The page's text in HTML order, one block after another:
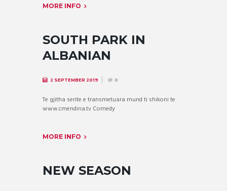
MORE INFO
SOUTH PARK IN
ALBANIAN
2 SEPTEMBER 2019 0
Te gjitha serite e transmetuara mund ti shikoni te
www.cmendina.tv Comedy
MORE INFO
NEW SEASON